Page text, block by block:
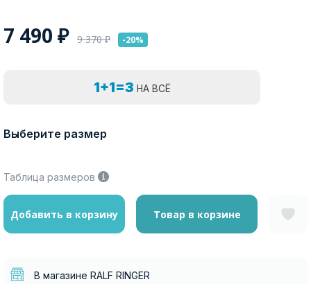
7 490 ₽ 9 370₽ -20%
1+1=3 НА ВСЁ
Выберите размер
Таблица размеров
Добавить в корзину Товар в корзине
В магазине RALF RINGER